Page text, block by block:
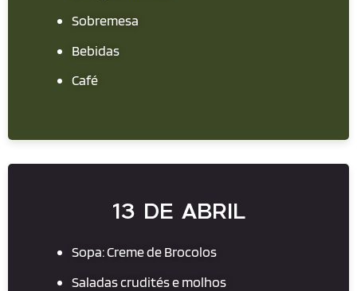
Sobremesa
Bebidas
Café
13 DE ABRIL
Sopa: Creme de Brocolos
Saladas crudités e molhos